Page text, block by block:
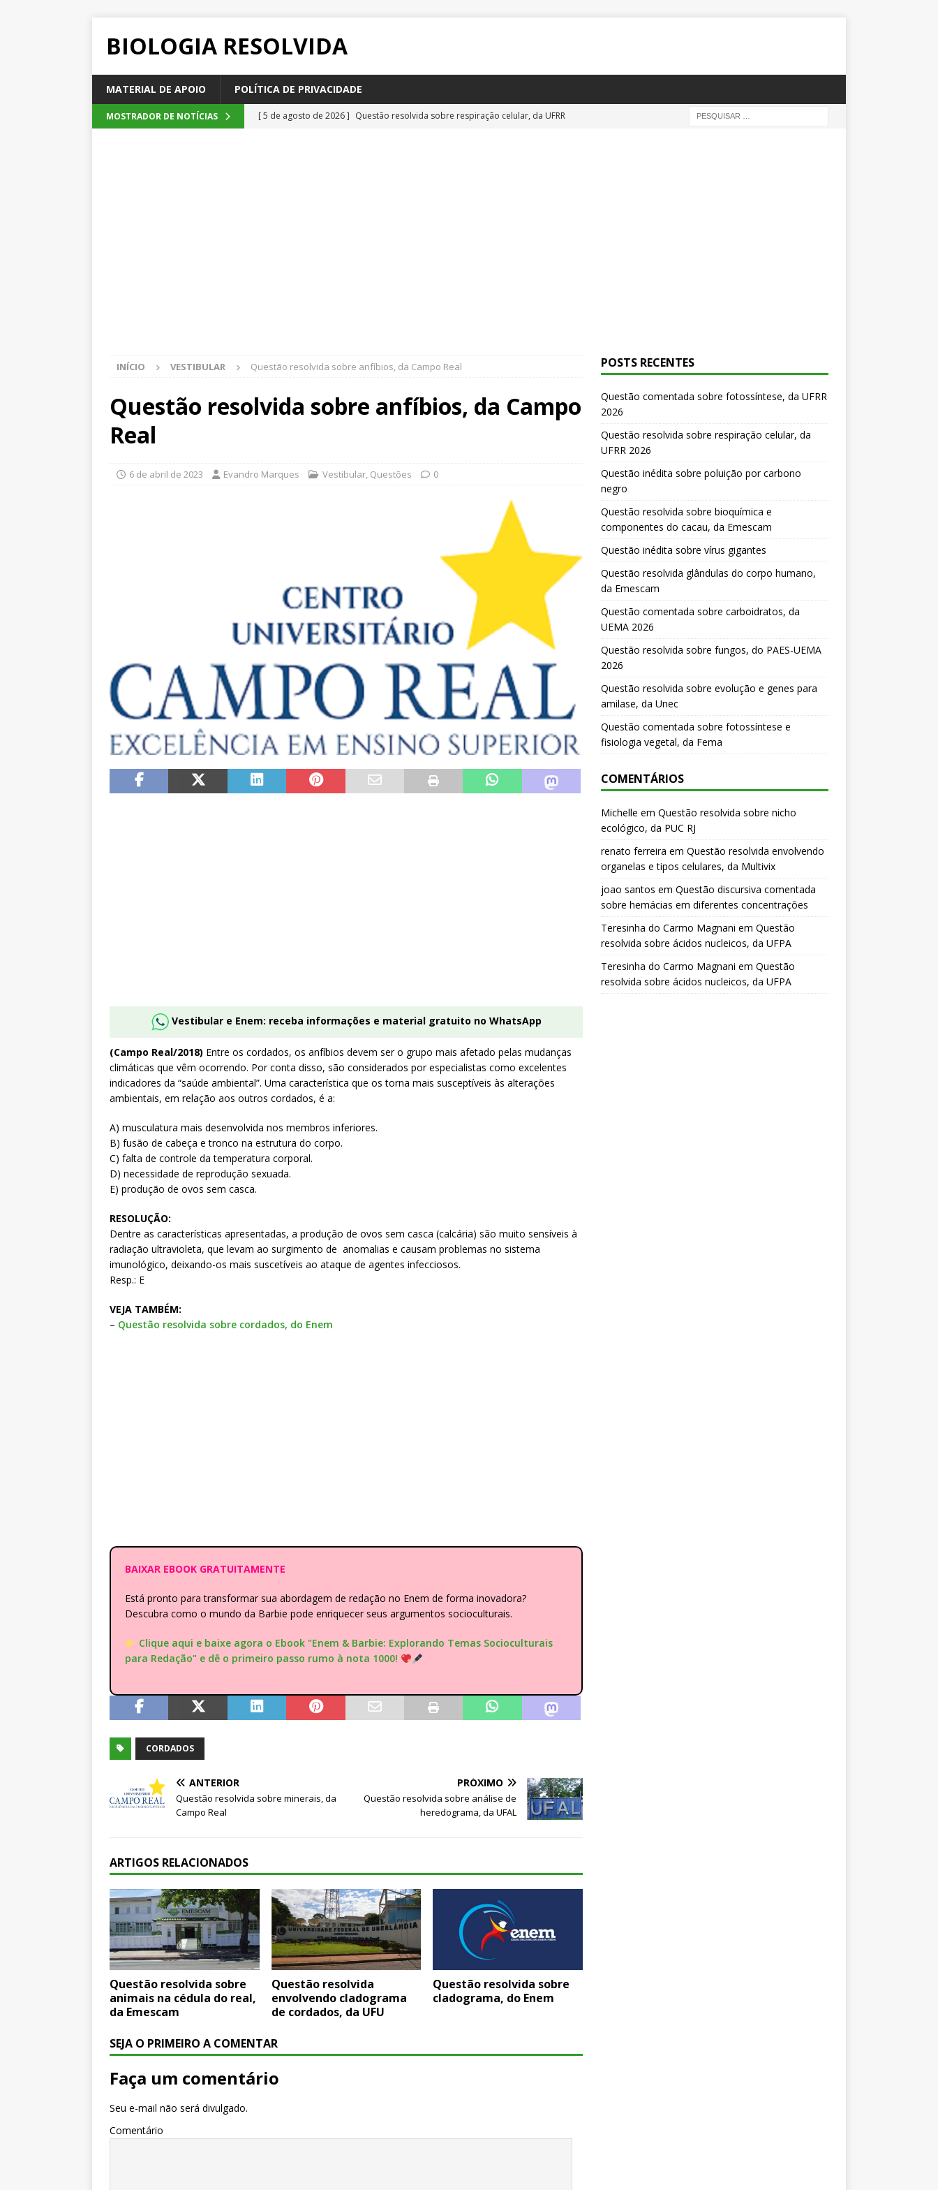
BIOLOGIA RESOLVIDA
MATERIAL DE APOIO POLÍTICA DE PRIVACIDADE
MOSTRADOR DE NOTÍCIAS [ 5 de agosto de 2026 ] Questão resolvida sobre respiração celular, da UFRR
INÍCIO VESTIBULAR Questão resolvida sobre anfíbios, da Campo Real
Questão resolvida sobre anfíbios, da Campo
Real
6 de abril de 2023 Evandro Marques Vestibular, Questões 0
Vestibular e Enem: receba informações e material gratuito no WhatsApp
(Campo Real/2018) Entre os cordados, os anfíbios devem ser o grupo mais afetado pelas mudanças
climáticas que vêm ocorrendo. Por conta disso, são considerados por especialistas como excelentes
indicadores da “saúde ambiental”. Uma característica que os torna mais susceptíveis às alterações
ambientais, em relação aos outros cordados, é a:
A) musculatura mais desenvolvida nos membros inferiores.
B) fusão de cabeça e tronco na estrutura do corpo.
C) falta de controle da temperatura corporal.
D) necessidade de reprodução sexuada.
E) produção de ovos sem casca.
RESOLUÇÃO:
Dentre as características apresentadas, a produção de ovos sem casca (calcária) são muito sensíveis à
radiação ultravioleta, que levam ao surgimento de anomalias e causam problemas no sistema
imunológico, deixando-os mais suscetíveis ao ataque de agentes infecciosos.
Resp.: E
VEJA TAMBÉM:
– Questão resolvida sobre cordados, do Enem
BAIXAR EBOOK GRATUITAMENTE
Está pronto para transformar sua abordagem de redação no Enem de forma inovadora?
Descubra como o mundo da Barbie pode enriquecer seus argumentos socioculturais.
Clique aqui e baixe agora o Ebook "Enem & Barbie: Explorando Temas Socioculturais
para Redação" e dê o primeiro passo rumo à nota 1000!
CORDADOS
ANTERIOR
Questão resolvida sobre minerais, da
Campo Real
PRÓXIMO
Questão resolvida sobre análise de
heredograma, da UFAL
ARTIGOS RELACIONADOS
Questão resolvida sobre
animais na cédula do real,
da Emescam
Questão resolvida
envolvendo cladograma
de cordados, da UFU
Questão resolvida sobre
cladograma, do Enem
SEJA O PRIMEIRO A COMENTAR
Faça um comentário
Seu e-mail não será divulgado.
Comentário
POSTS RECENTES
Questão comentada sobre fotossíntese, da UFRR
2026
Questão resolvida sobre respiração celular, da
UFRR 2026
Questão inédita sobre poluição por carbono
negro
Questão resolvida sobre bioquímica e
componentes do cacau, da Emescam
Questão inédita sobre vírus gigantes
Questão resolvida glândulas do corpo humano,
da Emescam
Questão comentada sobre carboidratos, da
UEMA 2026
Questão resolvida sobre fungos, do PAES-UEMA
2026
Questão resolvida sobre evolução e genes para
amilase, da Unec
Questão comentada sobre fotossíntese e
fisiologia vegetal, da Fema
COMENTÁRIOS
Michelle em Questão resolvida sobre nicho
ecológico, da PUC RJ
renato ferreira em Questão resolvida envolvendo
organelas e tipos celulares, da Multivix
joao santos em Questão discursiva comentada
sobre hemácias em diferentes concentrações
Teresinha do Carmo Magnani em Questão
resolvida sobre ácidos nucleicos, da UFPA
Teresinha do Carmo Magnani em Questão
resolvida sobre ácidos nucleicos, da UFPA